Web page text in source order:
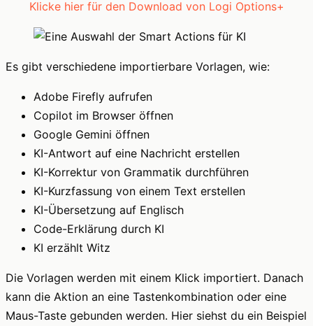
Klicke hier für den Download von Logi Options+
Es gibt verschiedene importierbare Vorlagen, wie:
Adobe Firefly aufrufen
Copilot im Browser öffnen
Google Gemini öffnen
KI-Antwort auf eine Nachricht erstellen
KI-Korrektur von Grammatik durchführen
KI-Kurzfassung von einem Text erstellen
KI-Übersetzung auf Englisch
Code-Erklärung durch KI
KI erzählt Witz
Die Vorlagen werden mit einem Klick importiert. Danach
kann die Aktion an eine Tastenkombination oder eine
Maus-Taste gebunden werden. Hier siehst du ein Beispiel